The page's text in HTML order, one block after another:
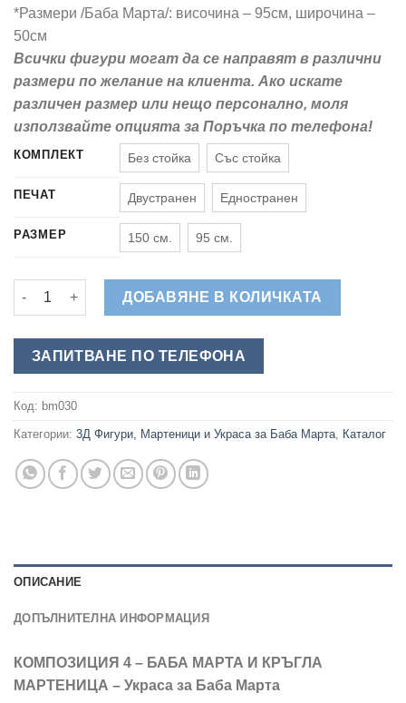
*Размери /Баба Марта/: височина – 95см, широчина –
50см
Всички фигури могат да се направят в различни
размери по желание на клиента. Ако искате
различен размер или нещо персонално, моля
използвайте опцията за Поръчка по телефона!
КОМПЛЕКТ Без стойка Със стойка
ПЕЧАТ Двустранен Едностранен
РАЗМЕР 150 см. 95 см.
количество за Баба Марта с Мартеница - Обемна Фигура за
ДОБАВЯНЕ В КОЛИЧКАТА
ЗАПИТВАНЕ ПО ТЕЛЕФОНА
Код: bm030
Категории: 3Д Фигури, Мартеници и Украса за Баба Марта Каталог
ОПИСАНИЕ
ДОПЪЛНИТЕЛНА ИНФОРМАЦИЯ
КОМПОЗИЦИЯ 4 – БАБА МАРТА И КРЪГЛА
МАРТЕНИЦА – Украса за Баба Марта